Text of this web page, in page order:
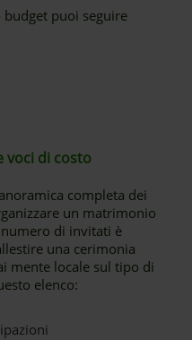
puoi seguire
voci di costo
completa dei
un matrimonio
di invitati è
una cerimonia
mente locale sul tipo di
elenco: